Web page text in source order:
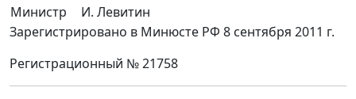
Министр
И. Левитин
Зарегистрировано в Минюсте РФ 8 сентября 2011 г.
Регистрационный № 21758